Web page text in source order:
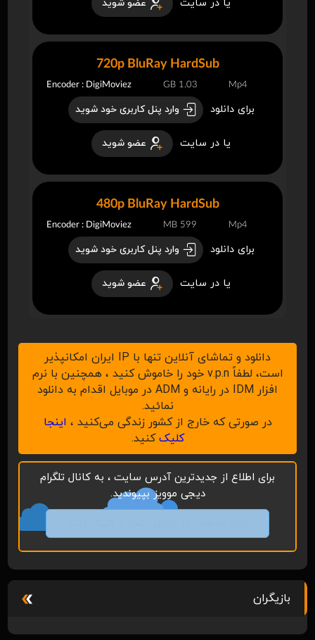
یا در سایت عضو شوید
برای دانلود وارد پنل کاربری خود شوید
یا در سایت عضو شوید
720p BluRay HardSub
Encoder : DigiMoviez 1.03 GB Mp4
برای دانلود وارد پنل کاربری خود شوید
یا در سایت عضو شوید
480p BluRay HardSub
Encoder : DigiMoviez 599 MB Mp4
دانلود و تماشای آنلاین تنها با IP ایران امکانپذیر
است، لطفاً v.p.n خود را خاموش کنید ، همچنین با نرم
افزار IDM در رایانه و ADM در موبایل اقدام به دانلود
نمائید.
در صورتی که خارج از کشور زندگی می‌کنید ، اینجا
کلیککنید.
برای اطلاع از جدیدترین آدرس سایت ، به کانال تلگرام
دیجی موویز بپیوندید.
بازیگران